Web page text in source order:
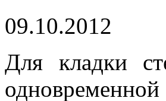
09.10.2012
Для кладки